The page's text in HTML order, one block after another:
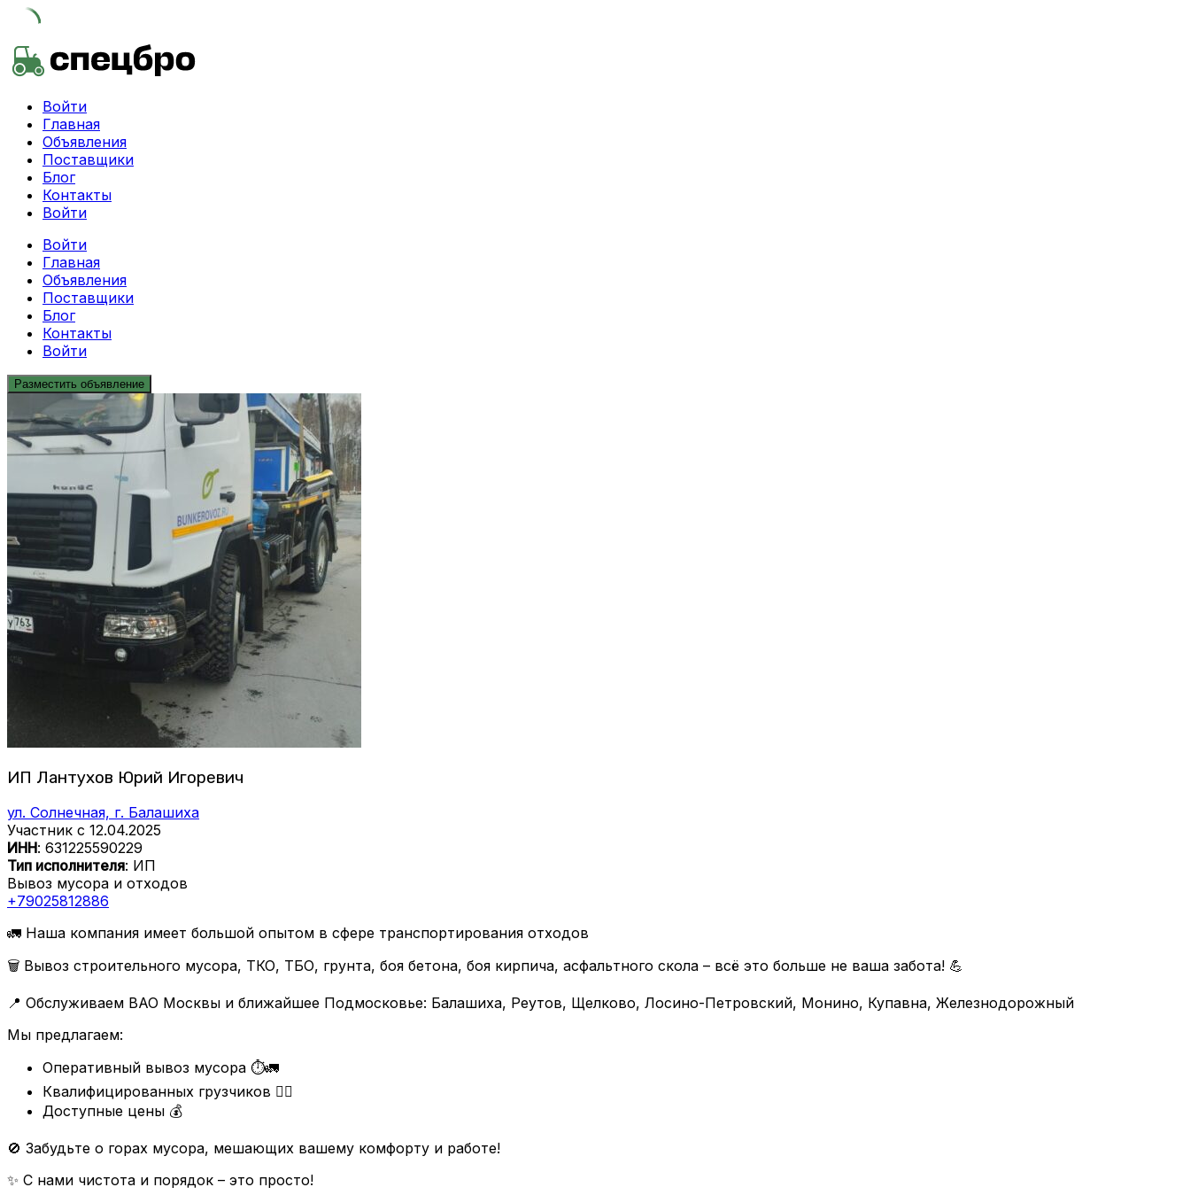
Skip
to
Войти
Главная
Объявления
Поставщики
Блог
Контакты
Войти
Войти
Главная
Объявления
Поставщики
Блог
Контакты
Войти
Разместить объявление
ИП Лантухов Юрий Игоревич
ул. Солнечная, г. Балашиха
Участник с 12.04.2025
ИНН: 631225590229
Тип исполнителя: ИП
Вывоз мусора и отходов
+79025812886
🚛 Наша компания имеет большой опытом в сфере транспортирования отходов
🗑️ Вывоз строительного мусора, ТКО, ТБО, грунта, боя бетона, боя кирпича, асфальтного скола – всё это больше не ваша забота! 💪
📍 Обслуживаем ВАО Москвы и ближайшее Подмосковье: Балашиха, Реутов, Щелково, Лосино-Петровский, Монино, Купавна, Железнодорожный
Мы предлагаем:
Оперативный вывоз мусора ⏱️🚛
Квалифицированных грузчиков 👷‍♂️
Доступные цены 💰
🚫 Забудьте о горах мусора, мешающих вашему комфорту и работе!
✨ С нами чистота и порядок – это просто!